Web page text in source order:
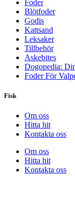
Foder
Blötfoder
Godis
Kattsand
Leksaker
Tillbehör
Askebites
Dogopedia:
Foder För
Fisk
Om oss
Hitta hit
Kontakta oss
Om oss
Hitta hit
Kontakta oss